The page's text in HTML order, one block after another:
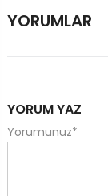
YORUMLAR
YORUM YAZ
Yorumunuz*